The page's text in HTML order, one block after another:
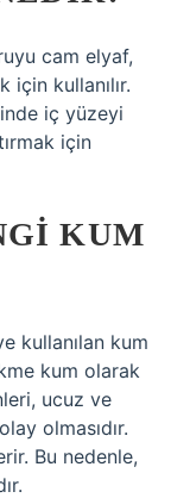
cam elyaf,
kullanılır.
iç yüzeyi
için
KUM
kullanılan kum
kum olarak
ucuz ve
olmasıdır.
Bu nedenle,